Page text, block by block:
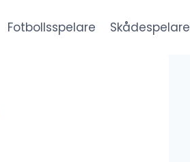
Fotbollsspelare Skådespelare